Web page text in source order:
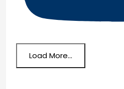
Load More...